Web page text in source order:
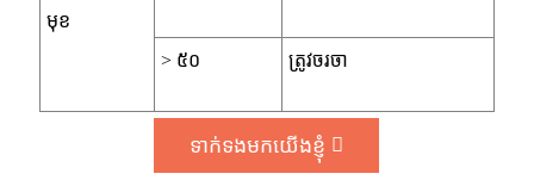
មុខ
> ៥០ ត្រូវចរចា
ទាក់ទងមកយើងខ្ញុំ